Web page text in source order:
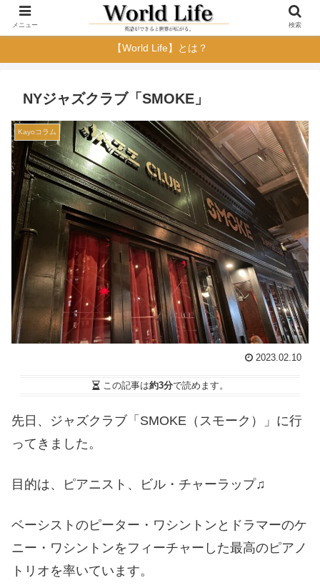
【World Life】とは？
NYジャズクラブ「SMOKE」
Kayoコラム
2023.02.10
この記事は約3分で読めます。
先日、ジャズクラブ「SMOKE（スモーク）」に行
ってきました。
目的は、ピアニスト、ビル・チャーラップ♫
ベーシストのピーター・ワシントンとドラマーのケ
ニー・ワシントンをフィーチャーした最高のピアノ
トリオを率いています。
メニュー 検索